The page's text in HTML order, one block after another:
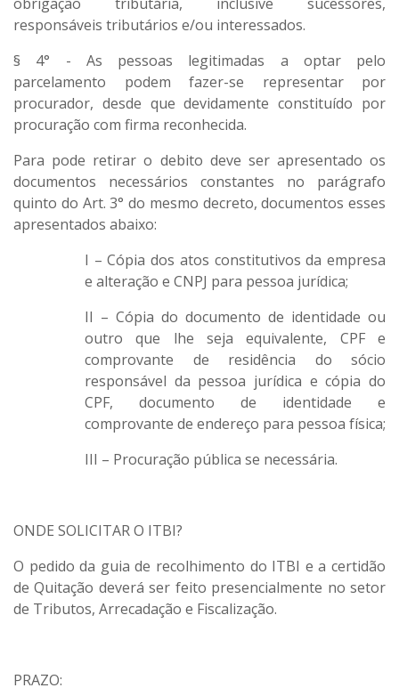
responsáveis tributários e/ou interessados.
§ 4° - As pessoas legitimadas a optar pelo
parcelamento podem fazer-se representar por
procurador, desde que devidamente constituído por
procuração com firma reconhecida.
Para pode retirar o debito deve ser apresentado os
documentos necessários constantes no parágrafo
quinto do Art. 3° do mesmo decreto, documentos esses
apresentados abaixo:
I – Cópia dos atos constitutivos da empresa
e alteração e CNPJ para pessoa jurídica;
II – Cópia do documento de identidade ou
outro que lhe seja equivalente, CPF e
comprovante de residência do sócio
responsável da pessoa jurídica e cópia do
CPF, documento de identidade e
comprovante de endereço para pessoa física;
III – Procuração pública se necessária.
ONDE SOLICITAR O ITBI?
O pedido da guia de recolhimento do ITBI e a certidão
de Quitação deverá ser feito presencialmente no setor
de Tributos, Arrecadação e Fiscalização.
PRAZO: